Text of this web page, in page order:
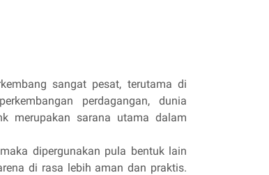
sangat pesat, terutama di
perdagangan, dunia
merupakan sarana utama dalam
dipergunakan pula bentuk lain
di rasa lebih aman dan praktis.